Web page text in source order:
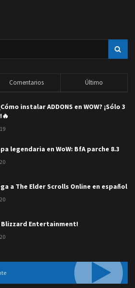
Comentarios Último
instalar ADDONS en WOW? ¡Sólo 3
legendaria en WoW: BfA parche 8.3
a The Elder Scrolls Online en español
Blizzard Entertainment!